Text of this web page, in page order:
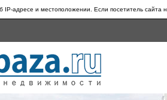
адресе и местоположении. Если посетитель сайта